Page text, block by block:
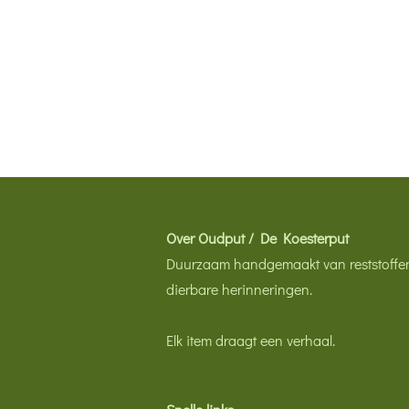
Over Oudput / De Koesterput
Duurzaam handgemaakt van
dierbare herinneringen.
Elk item draagt een verhaal.